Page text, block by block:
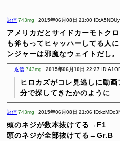
返信 743mg 2015年06月08日 21:00
アメリカだとサイドカーモトク
も斧もってヒャッハーしてる人
ンジャーは邪魔なウェイトだし。
返信 743mg 2015年06月10日 22:27
ヒロカズがコレ見逃しに動
分で探してきたかのように
返信 743mg 2015年06月08日 21:06
頭のネジが数本抜けてる→F1
頭のネジが全部抜けてる→Gr.B